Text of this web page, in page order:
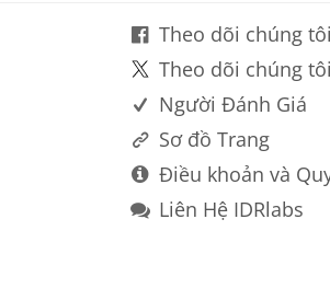
Theo dõi chúng
Theo dõi chúng
Người Đánh Giá
Sơ đồ Trang
Điều khoản và
Liên Hệ IDRlabs